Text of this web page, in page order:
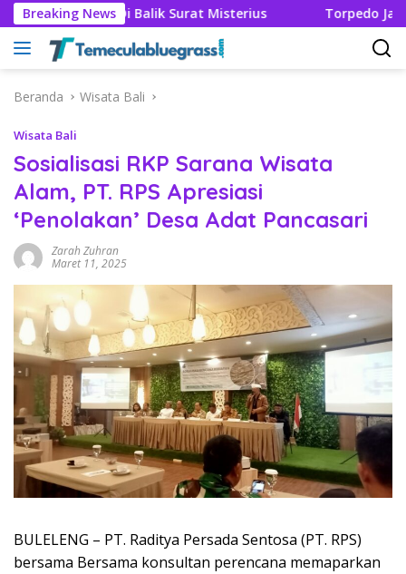
Langsung
ke
konten
Breaking News
Di Balik Surat Misterius Torpedo Jar Langka
Beranda Wisata Bali
Wisata Bali
Sosialisasi RKP Sarana Wisata
Alam, PT. RPS Apresiasi
‘Penolakan’ Desa Adat Pancasari
Zarah Zuhran
Maret 11, 2025
BULELENG – PT. Raditya Persada Sentosa (PT. RPS)
bersama Bersama konsultan perencana memaparkan